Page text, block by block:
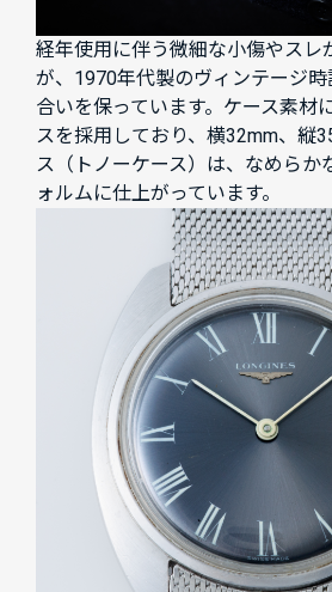
経年使用に伴う微細な小傷やスレ
が、1970年代製のヴィンテージ
合いを保っています。ケース素材
スを採用しており、横32mm、縦
ス（トノーケース）は、なめらか
ォルムに仕上がっています。